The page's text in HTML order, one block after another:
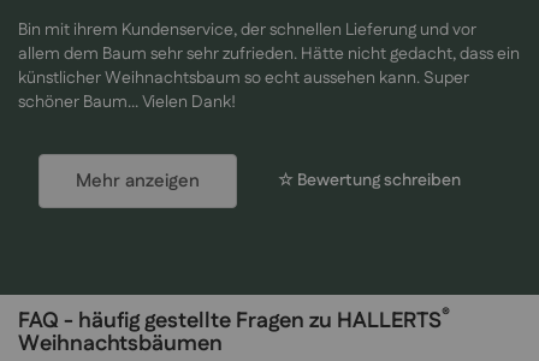
Bin mit ihrem Kundenservice, der schnellen Lieferung und vor
allem dem Baum sehr sehr zufrieden. Hätte nicht gedacht, dass ein
künstlicher Weihnachtsbaum so echt aussehen kann. Super
schöner Baum... Vielen Dank!
Mehr anzeigen ☆ Bewertung schreiben
FAQ - häufig gestellte Fragen zu HALLERTS®
Weihnachtsbäumen